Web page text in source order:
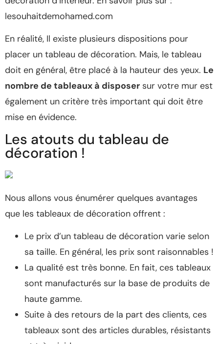
lesouhaitdemohamed.com
En réalité, Il existe plusieurs dispositions pour
placer un tableau de décoration. Mais, le tableau
doit en général, être placé à la hauteur des yeux. Le
nombre de tableaux à disposer sur votre mur est
également un critère très important qui doit être
mise en évidence.
Les atouts du tableau de
décoration !
Nous allons vous énumérer quelques avantages
que les tableaux de décoration offrent :
Le prix d’un tableau de décoration varie selon
sa taille. En général, les prix sont raisonnables !
La qualité est très bonne. En fait, ces tableaux
sont manufacturés sur la base de produits de
haute gamme.
Suite à des retours de la part des clients, ces
tableaux sont des articles durables, résistants